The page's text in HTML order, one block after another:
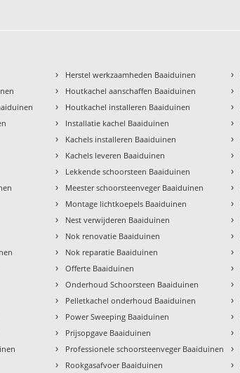
› Herstel werkzaamheden Baaiduinen
› Houtkachel aanschaffen Baaiduinen
› Houtkachel installeren Baaiduinen
› Installatie kachel Baaiduinen
› Kachels installeren Baaiduinen
› Kachels leveren Baaiduinen
› Lekkende schoorsteen Baaiduinen
› Meester schoorsteenveger Baaiduinen
› Montage lichtkoepels Baaiduinen
› Nest verwijderen Baaiduinen
› Nok renovatie Baaiduinen
› Nok reparatie Baaiduinen
› Offerte Baaiduinen
› Onderhoud Schoorsteen Baaiduinen
› Pelletkachel onderhoud Baaiduinen
› Power Sweeping Baaiduinen
› Prijsopgave Baaiduinen
› Professionele schoorsteenveger Baaiduinen
› Rookgasafvoer Baaiduinen
›
›
›
›
›
›
›
›
›
›
›
›
›
›
›
›
›
›
›